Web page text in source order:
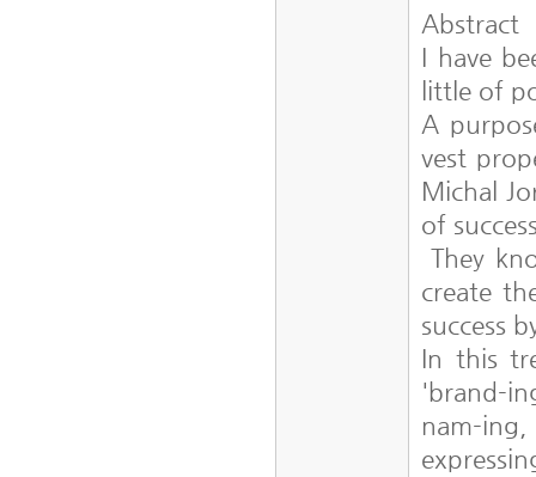
Abstract
I have
little of
A
vest
Michal
of
They
create
success
In this
'brand-
nam-